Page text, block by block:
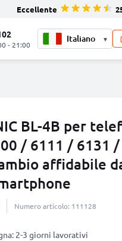
Eccellente
- 21:00
▾
BL-4B per
/ 6111 / 6131
affidabile
Numero articolo: 111128
2-3 giorni lavorativi